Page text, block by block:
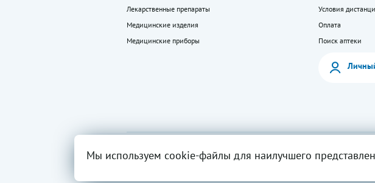
Лекарственные препараты
Медицинские изделия
Медицинские приборы
Условия
Оплата
Поиск аптеки
«LEKkupi»
Все права
защищены.
Вся информация на сайте —
разрешения запрещена.
Мы используем cookie-файлы для наилучшего